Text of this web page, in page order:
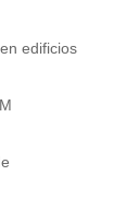
edificios